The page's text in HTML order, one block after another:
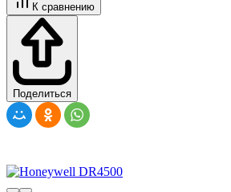
К сравнению
Поделиться